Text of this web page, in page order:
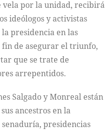
vela por la unidad, recibirá
ideólogos y activistas
presidencia en las
fin de asegurar el triunfo,
que se trate de
arrepentidos.
Salgado y Monreal están
ancestros en la
presidencias